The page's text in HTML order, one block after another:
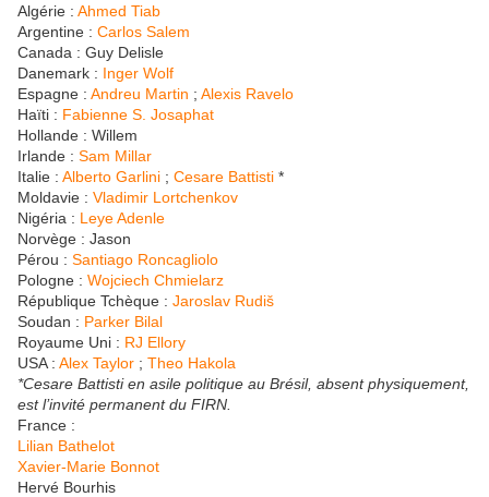
Algérie : Ahmed Tiab
Argentine : Carlos Salem
Canada : Guy Delisle
Danemark : Inger Wolf
Espagne : Andreu Martin ; Alexis Ravelo
Haïti : Fabienne S. Josaphat
Hollande : Willem
Irlande : Sam Millar
Italie : Alberto Garlini ; Cesare Battisti *
Moldavie : Vladimir Lortchenkov
Nigéria : Leye Adenle
Norvège : Jason
Pérou : Santiago Roncagliolo
Pologne : Wojciech Chmielarz
République Tchèque : Jaroslav Rudiš
Soudan : Parker Bilal
Royaume Uni : RJ Ellory
USA : Alex Taylor ; Theo Hakola
*Cesare Battisti en asile politique au Brésil, absent physiquement,
est l’invité permanent du FIRN.
France :
Lilian Bathelot
Xavier-Marie Bonnot
Hervé Bourhis